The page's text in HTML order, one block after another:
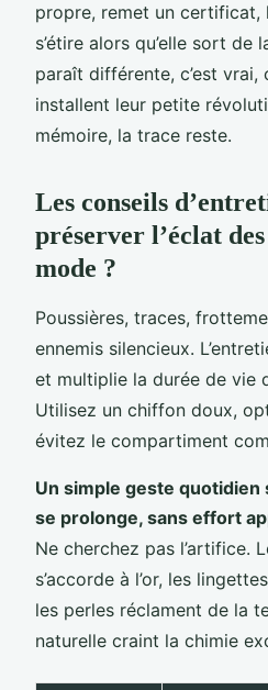
propre, remet un certificat,
s’étire alors qu’elle sort de
paraît différente, c’est vrai,
installent leur petite
mémoire, la trace reste.
Les conseils
préserver l’éclat
mode ?
Poussières, traces,
ennemis silencieux.
et multiplie la durée de vie
Utilisez un chiffon doux,
évitez le compartiment
Un simple geste quotidien
se prolonge, sans effort
Ne cherchez pas l’artifice.
s’accorde à l’or, les
les perles réclament de la
naturelle craint la chimie